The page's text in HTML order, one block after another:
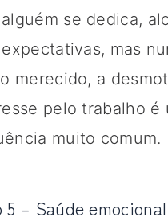
se dedica,
mas
merecido, a
pelo trabalho é
muito comum.
5 – Saúde emocional